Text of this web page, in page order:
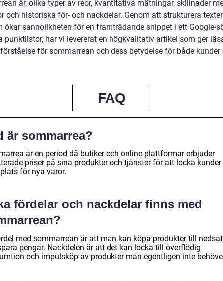
är, olika typer av reor, kvantitativa mätningar, skillnader
och historiska för- och nackdelar. Genom att strukturera
ökar sannolikheten för en framträdande snippet i ett Google-
punktlistor, har vi levererat en högkvalitativ artikel som ger
för sommarrean och dess betydelse för både kunder
FAQ
är sommarrea?
är en period då butiker och online-plattformar erbjuder
priser på sina produkter och tjänster för att locka kunder
för nya varor.
fördelar och nackdelar finns med
med sommarrean är att man kan köpa produkter till
pengar. Nackdelen är att det kan locka till överflödig
och impulsköp av produkter man egentligen inte